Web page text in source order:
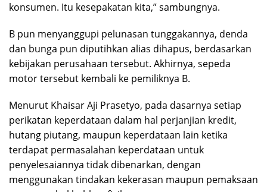
konsumen. Itu kesepakatan kita,” sambungnya.
B pun menyanggupi pelunasan tunggakannya, denda
dan bunga pun diputihkan alias dihapus, berdasarkan
kebijakan perusahaan tersebut. Akhirnya, sepeda
motor tersebut kembali ke pemiliknya B.
Menurut Khaisar Aji Prasetyo, pada dasarnya setiap
perikatan keperdataan dalam hal perjanjian kredit,
hutang piutang, maupun keperdataan lain ketika
terdapat permasalahan keperdataan untuk
penyelesaiannya tidak dibenarkan, dengan
menggunakan tindakan kekerasan maupun pemaksaan